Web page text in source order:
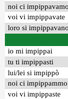
noi ci impippavamo
voi vi impippavate
loro si impippavano
io mi impippai
tu ti impippasti
lui/lei si impippò
noi ci impippammo
voi vi impippaste